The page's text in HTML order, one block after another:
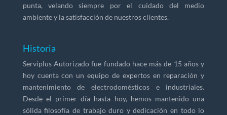
punta, velando siempre por el cuidado del medio
ambiente y la satisfacción de nuestros clientes.
Historia
Serviplus Autorizado fue fundado hace más de 15 años y
hoy cuenta con un equipo de expertos en reparación y
mantenimiento de electrodomésticos e industriales.
Desde el primer día hasta hoy, hemos mantenido una
sólida filosofía de trabajo duro y dedicación en todo lo